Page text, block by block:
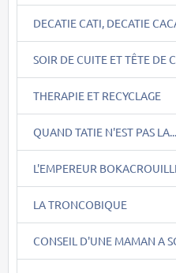
DECATIE CATI, DECATIE
SOIR DE CUITE ET TÊTE DE
THERAPIE ET RECYCLAGE
QUAND TATIE N'EST PAS
L'EMPEREUR
LA TRONCOBIQUE
CONSEIL D'UNE MAMAN A